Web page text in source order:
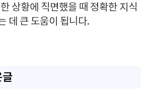
상황에 직면했을 때 정확한 지식
데 큰 도움이 됩니다.
글